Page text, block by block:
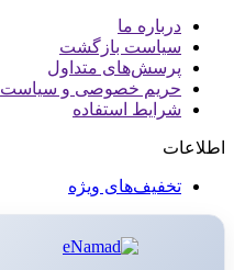
درباره ما
سیاست بازگشت
پرسش‌های متداول
حریم خصوصی و سیاست
شرایط استفاده
اطلاعات
تخفیف‌های ویژه